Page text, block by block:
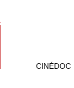
CINÉDOC